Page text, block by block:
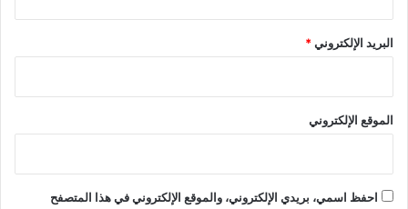
البريد الإلكتروني*
الموقع الإلكتروني
احفظ اسمي، بريدي الإلكتروني، والموقع الإلكتروني في هذا المتصفح